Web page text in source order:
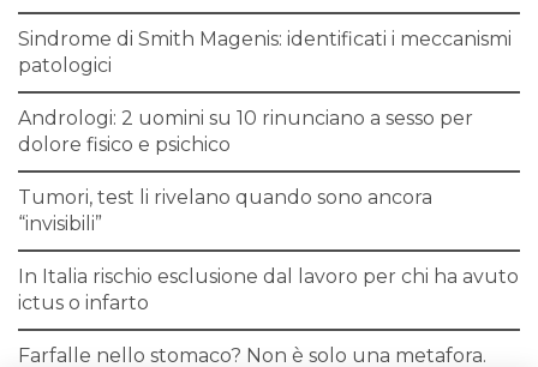
Sindrome di Smith Magenis: identificati i meccanismi
patologici
Andrologi: 2 uomini su 10 rinunciano a sesso per
dolore fisico e psichico
Tumori, test li rivelano quando sono ancora
“invisibili”
In Italia rischio esclusione dal lavoro per chi ha avuto
ictus o infarto
Farfalle nello stomaco? Non è solo una metafora.